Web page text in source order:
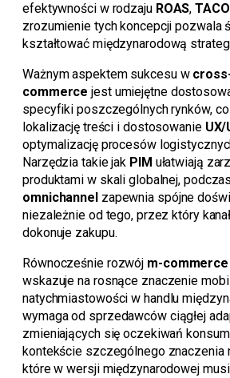
efektywności w rodzaju ROAS,
zrozumienie tych koncepcji pozwala
kształtować międzynarodową
Ważnym aspektem sukcesu w
commerce jest umiejętne
specyfiki poszczególnych rynków,
lokalizację treści i dostosowanie UX/
optymalizację procesów
Narzędzia takie jak PIM ułatwiają
produktami w skali globalnej,
omnichannel zapewnia spójne
niezależnie od tego, przez który
dokonuje zakupu.
Równocześnie rozwój m-commerce
wskazuje na rosnące znaczenie
natychmiastowości w handlu
wymaga od sprzedawców ciągłej
zmieniających się oczekiwań
kontekście szczególnego znaczenia
które w wersji międzynarodowej